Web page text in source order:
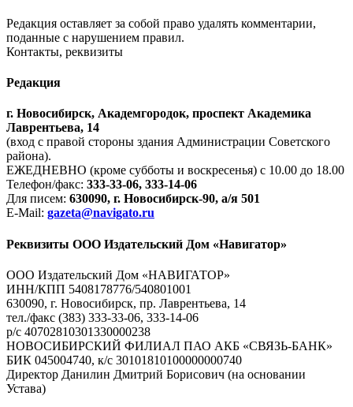
Редакция оставляет за собой право удалять комментарии,
поданные с нарушением правил.
Контакты, реквизиты
Редакция
г. Новосибирск, Академгородок, проспект Академика
Лаврентьева, 14
(вход с правой стороны здания Администрации Советского
района).
ЕЖЕДНЕВНО (кроме субботы и воскресенья) с 10.00 до 18.00
Телефон/факс: 333-33-06, 333-14-06
Для писем: 630090, г. Новосибирск-90, а/я 501
E-Mail: gazeta@navigato.ru
Реквизиты ООО Издательский Дом «Навигатор»
ООО Издательский Дом «НАВИГАТОР»
ИНН/КПП 5408178776/540801001
630090, г. Новосибирск, пр. Лаврентьева, 14
тел./факс (383) 333-33-06, 333-14-06
р/с 40702810301330000238
НОВОСИБИРСКИЙ ФИЛИАЛ ПАО АКБ «СВЯЗЬ-БАНК»
БИК 045004740, к/с 30101810100000000740
Директор Данилин Дмитрий Борисович (на основании
Устава)